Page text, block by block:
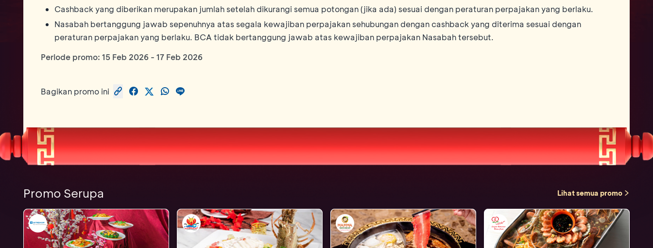
Cashback yang diberikan merupakan jumlah setelah dikurangi semua potongan (jika ada) sesuai dengan peraturan perpajakan yang berlaku.
Nasabah bertanggung jawab sepenuhnya atas segala kewajiban perpajakan sehubungan dengan cashback yang diterima sesuai dengan
peraturan perpajakan yang berlaku. BCA tidak bertanggung jawab atas kewajiban perpajakan Nasabah tersebut.
Periode promo: 15 Feb 2026 - 17 Feb 2026
Bagikan promo ini
Promo Serupa Lihat semua promo